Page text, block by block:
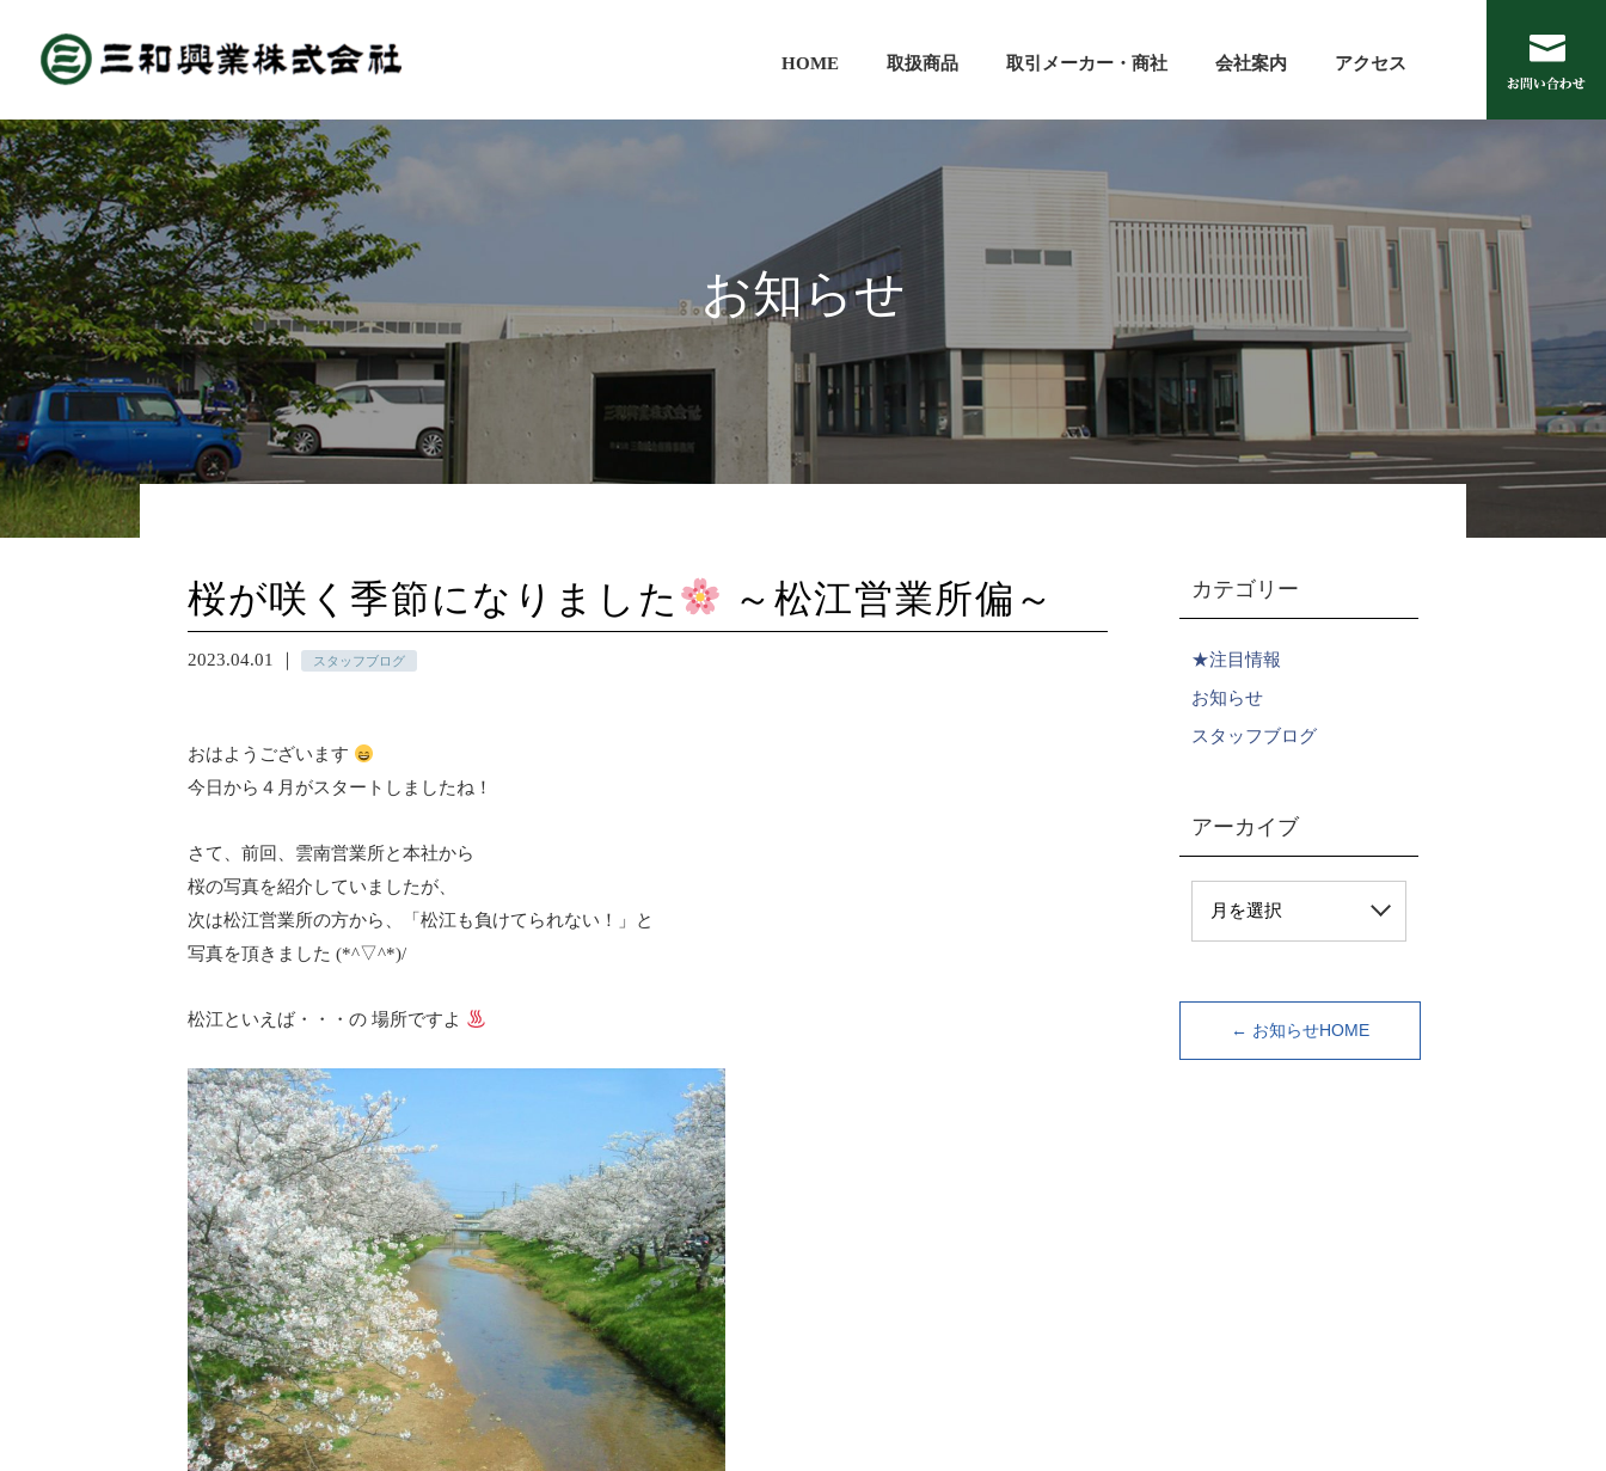
HOME 取扱商品 取引メーカー・商社 会社案内 アクセス
お知らせ
桜が咲く季節になりました ～松江営業所偏～
2023.04.01 ｜ スタッフブログ
おはようございます
今日から４月がスタートしましたね！
さて、前回、雲南営業所と本社から
桜の写真を紹介していましたが、
次は松江営業所の方から、「松江も負けてられない！」と
写真を頂きました (*^▽^*)/
松江といえば・・・の 場所ですよ
カテゴリー
★注目情報
お知らせ
スタッフブログ
アーカイブ
← お知らせHOME